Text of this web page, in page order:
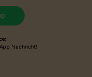
Nachricht!